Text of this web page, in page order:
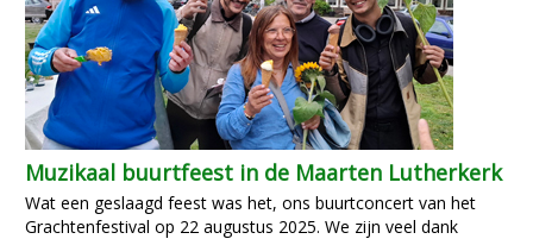
Muzikaal buurtfeest in de Maarten Lutherkerk
Wat een geslaagd feest was het, ons buurtconcert van het
Grachtenfestival op 22 augustus 2025. We zijn veel dank